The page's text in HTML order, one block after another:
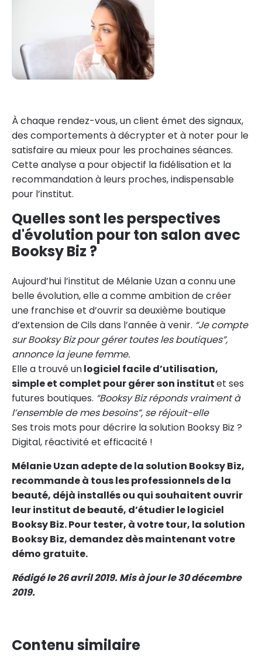
À chaque rendez-vous, un client émet des signaux,
des comportements à décrypter et à noter pour le
satisfaire au mieux pour les prochaines séances.
Cette analyse a pour objectif la fidélisation et la
recommandation à leurs proches, indispensable
pour l’institut.
Quelles sont les perspectives
d'évolution pour ton salon avec
Booksy Biz ?
Aujourd’hui l’institut de Mélanie Uzan a connu une
belle évolution, elle a comme ambition de créer
une franchise et d’ouvrir sa deuxième boutique
d’extension de Cils dans l’année à venir. “Je compte
sur Booksy Biz pour gérer toutes les boutiques”,
annonce la jeune femme.
Elle a trouvé unlogiciel facile d’utilisation,
simple et complet pour gérer son institutet ses
futures boutiques. “Booksy Biz réponds vraiment à
l’ensemble de mes besoins”, se réjouit-elle
Ses trois mots pour décrire la solution Booksy Biz ?
Digital, réactivité et efficacité !
Mélanie Uzan adepte de la solution Booksy Biz,
recommande à tous les professionnels de la
beauté, déjà installés ou qui souhaitent ouvrir
leur institut de beauté, d’étudier le logiciel
Booksy Biz. Pour tester, à votre tour, la solution
Booksy Biz, demandez dès maintenant votre
démo gratuite.
Rédigé le 26 avril 2019. Mis à jour le 30 décembre
2019.
Contenu similaire